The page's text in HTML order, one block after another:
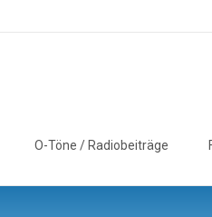
O-Töne / Radiobeiträge